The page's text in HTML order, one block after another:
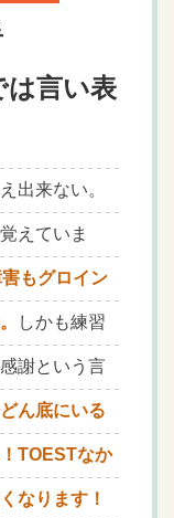
は言い表
出来ない。
えていま
もグロイン
しかも練習
謝という言
ん底にいる
TOESTなか
なります！